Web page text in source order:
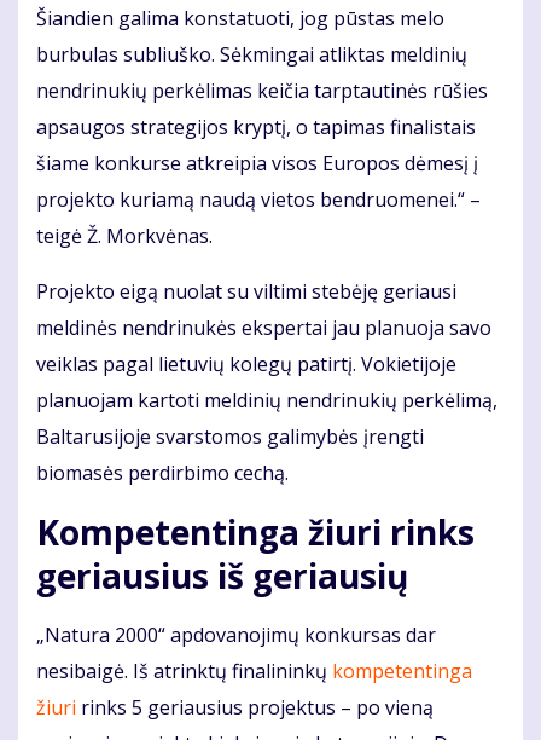
Šiandien galima konstatuoti, jog pūstas melo
burbulas subliuško. Sėkmingai atliktas meldinių
nendrinukių perkėlimas keičia tarptautinės rūšies
apsaugos strategijos kryptį, o tapimas finalistais
šiame konkurse atkreipia visos Europos dėmesį į
projekto kuriamą naudą vietos bendruomenei.“ –
teigė Ž. Morkvėnas.
Projekto eigą nuolat su viltimi stebėję geriausi
meldinės nendrinukės ekspertai jau planuoja savo
veiklas pagal lietuvių kolegų patirtį. Vokietijoje
planuojam kartoti meldinių nendrinukių perkėlimą,
Baltarusijoje svarstomos galimybės įrengti
biomasės perdirbimo cechą.
Kompetentinga žiuri rinks
geriausius iš geriausių
„Natura 2000“ apdovanojimų konkursas dar
nesibaigė. Iš atrinktų finalininkų kompetentinga
žiuri rinks 5 geriausius projektus – po vieną